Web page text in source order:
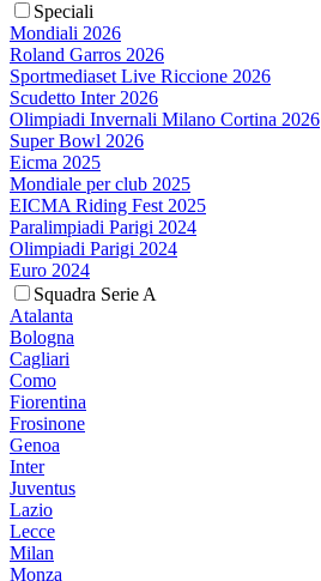
Speciali
Mondiali 2026
Roland Garros 2026
Sportmediaset Live Riccione 2026
Scudetto Inter 2026
Olimpiadi Invernali Milano Cortina 2026
Super Bowl 2026
Eicma 2025
Mondiale per club 2025
EICMA Riding Fest 2025
Paralimpiadi Parigi 2024
Olimpiadi Parigi 2024
Euro 2024
Squadra Serie A
Atalanta
Bologna
Cagliari
Como
Fiorentina
Frosinone
Genoa
Inter
Juventus
Lazio
Lecce
Milan
Monza